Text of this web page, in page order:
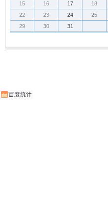
15
16 17 18
22
23 24 25
29
30 31